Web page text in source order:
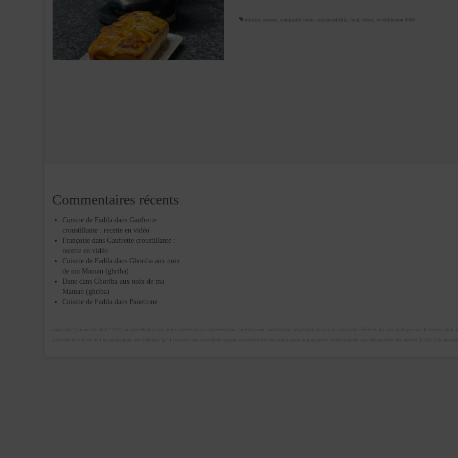
brioche, cecotec, comparatif robot, cuisinedefadila, food, robot, twist&fusion 4500
Commentaires récents
Cuisine de Fadila dans Gaufrette
croustillante : recette en vidéo
Françoise dans Gaufrette croustillante :
recette en vidéo
Cuisine de Fadila dans Ghoriba aux noix
de ma Maman (ghriba)
Dane dans Ghoriba aux noix de ma
Maman (ghriba)
Cuisine de Fadila dans Panettone